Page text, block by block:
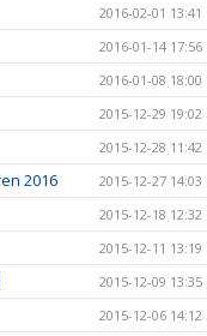
2016-02-01 13:41
2016-01-14 17:56
2016-01-08 18:00
2015-12-29 19:02
2015-12-28 11:42
2016 2015-12-27 14:03
2015-12-18 12:32
2015-12-11 13:19
2015-12-09 13:35
2015-12-06 14:12